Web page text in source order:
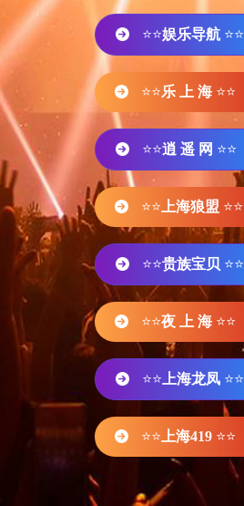
⭐⭐娱乐导航 ⭐⭐
⭐⭐乐 上 海 ⭐⭐
⭐⭐逍 遥 网 ⭐⭐
⭐⭐ 上海狼盟 ⭐⭐
⭐⭐贵族宝贝 ⭐⭐
⭐⭐夜 上 海 ⭐⭐
⭐⭐ 上海龙凤 ⭐⭐
⭐⭐ 上海419 ⭐⭐